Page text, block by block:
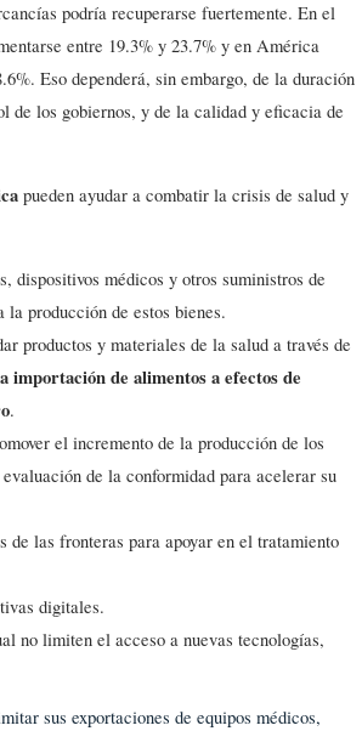
podría recuperarse fuertemente. En el
entre 19.3% y 23.7% y en América
Eso dependerá, sin embargo, de la duración
de los gobiernos, y de la calidad y eficacia de
pueden ayudar a combatir la crisis de salud y
dispositivos médicos y otros suministros de
producción de estos bienes.
productos y materiales de la salud a través de
importación de alimentos a efectos de
.
el incremento de la producción de los
de la conformidad para acelerar su
las fronteras para apoyar en el tratamiento
digitales.
no limiten el acceso a nuevas tecnologías,
sus exportaciones de equipos médicos,